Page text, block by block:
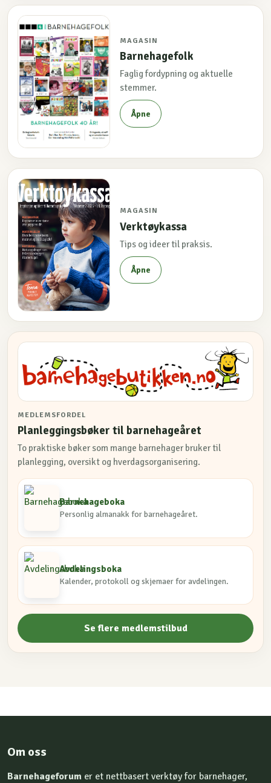
MAGASIN
Barnehagefolk
Faglig fordypning og aktuelle
stemmer.
Åpne
MAGASIN
Verktøykassa
Tips og ideer til praksis.
Åpne
MEDLEMSFORDEL
Planleggingsbøker til barnehageåret
To praktiske bøker som mange barnehager bruker til
planlegging, oversikt og hverdagsorganisering.
Barnehageboka
Personlig almanakk for barnehageåret.
Avdelingsboka
Kalender, protokoll og skjemaer for avdelingen.
Se flere medlemstilbud
Om oss
Barnehageforum er et nettbasert verktøy for barnehager,